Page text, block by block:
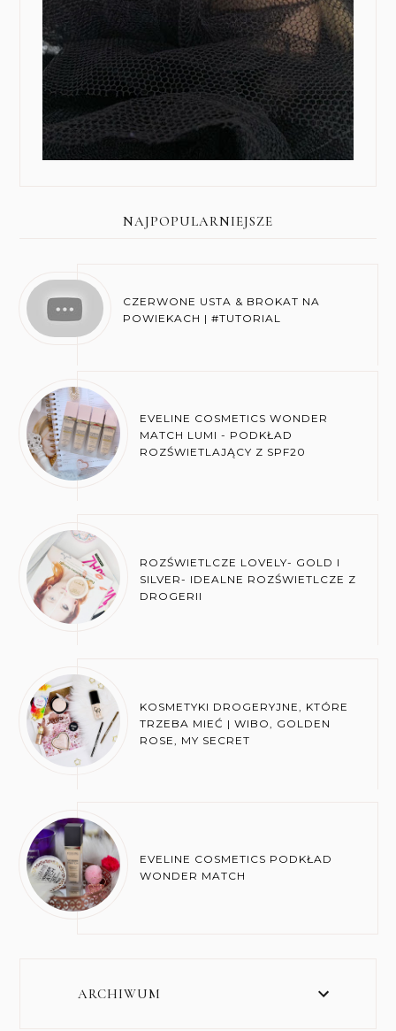
NAJPOPULARNIEJSZE
CZERWONE USTA & BROKAT NA
POWIEKACH | #TUTORIAL
EVELINE COSMETICS WONDER
MATCH LUMI - PODKŁAD
ROZŚWIETLAJĄCY Z SPF20
ROZŚWIETLCZE LOVELY- GOLD I
SILVER- IDEALNE ROZŚWIETLCZE Z
DROGERII
KOSMETYKI DROGERYJNE, KTÓRE
TRZEBA MIEĆ | WIBO, GOLDEN
ROSE, MY SECRET
EVELINE COSMETICS PODKŁAD
WONDER MATCH
ARCHIWUM